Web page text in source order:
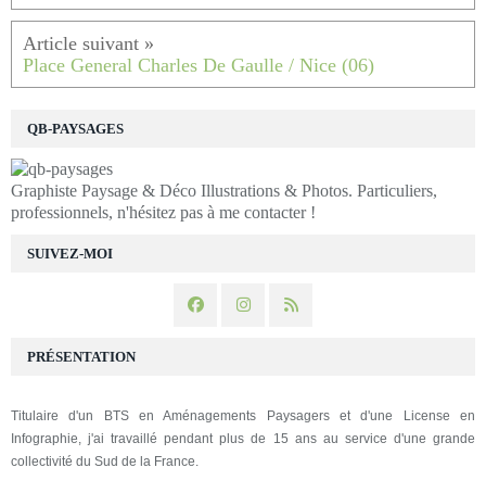
Place General Charles De Gaulle / Nice (06)
SUIVEZ-MOI
QB-PAYSAGES
Graphiste Paysage & Déco Illustrations & Photos. Particuliers,
professionnels, n'hésitez pas à me contacter !
PRÉSENTATION
Titulaire d'un BTS en Aménagements Paysagers et d'une License en
Infographie, j'ai travaillé pendant plus de 15 ans au service d'une grande
collectivité du Sud de la France.